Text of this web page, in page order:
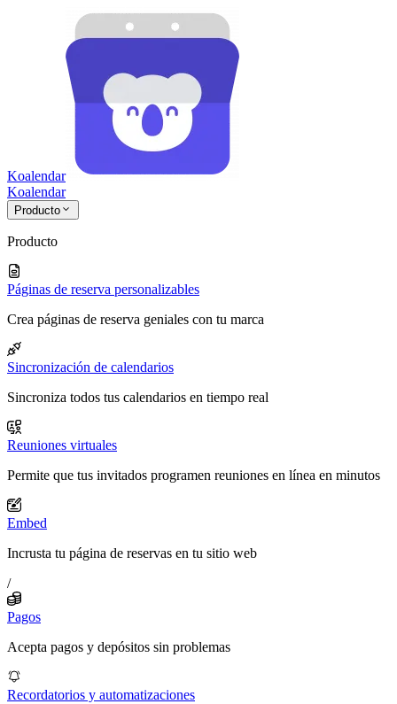
Koalendar
Koalendar
Producto
Producto
Páginas de reserva personalizables
Crea páginas de reserva geniales con tu marca
Sincronización de calendarios
Sincroniza todos tus calendarios en tiempo real
Reuniones virtuales
Permite que tus invitados programen reuniones en línea en minutos
Embed
Incrusta tu página de reservas en tu sitio web
/
Pagos
Acepta pagos y depósitos sin problemas
Recordatorios y automatizaciones